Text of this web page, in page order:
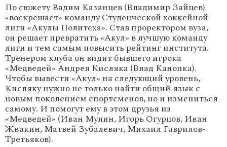
По сюжету Вадим Казанцев (Владимир Зайцев)
«воскрешает» команду Студенческой хоккейной
лиги «Акулы Политеха». Став проректором вуза,
он решает превратить «Акул» в лучшую команду
лиги и тем самым повысить рейтинг института.
Тренером клуба он видит бывшего игрока
«Медведей» Андрея Кисляка (Влад Канопка).
Чтобы вывести «Акул» на следующий уровень,
Кисляку нужно не только найти общий язык с
новым поколением спортсменов, но и измениться
самому. И помогут ему в этом друзья из
«Медведей» (Иван Мулин, Игорь Огурцов, Иван
Жвакин, Матвей Зубалевич, Михаил Гаврилов-
Третьяков).